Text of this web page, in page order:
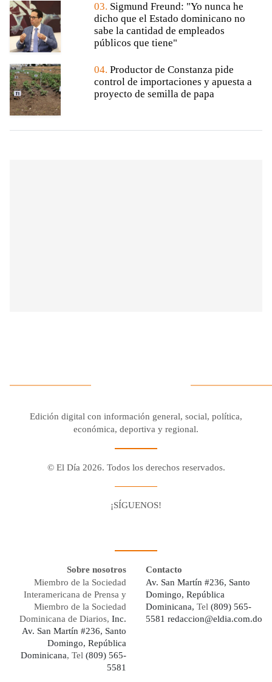
03. Sigmund Freund: "Yo nunca he
dicho que el Estado dominicano no
sabe la cantidad de empleados
públicos que tiene"
04. Productor de Constanza pide
control de importaciones y apuesta a
proyecto de semilla de papa
Edición digital con información general, social, política,
económica, deportiva y regional.
© El Día 2026. Todos los derechos reservados.
¡SÍGUENOS!
Sobre nosotros
Miembro de la Sociedad
Interamericana de Prensa y
Miembro de la Sociedad
Dominicana de Diarios, Inc.
Av. San Martín #236, Santo
Domingo, República
Dominicana, Tel (809) 565-
5581
Contacto
Av. San Martín #236, Santo
Domingo, República
Dominicana, Tel (809) 565-
5581 redaccion@eldia.com.do